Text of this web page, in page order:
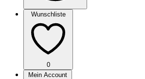
Wunschliste
0
Mein Account